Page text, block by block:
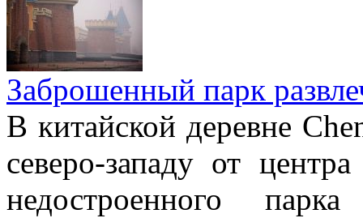
Заброшенный парк
В китайской деревне
северо-западу от
недостроенного